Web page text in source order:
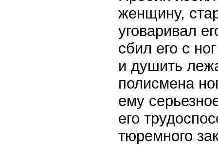
женщину,
уговаривал
сбил его с
и душить
полисмена
ему
его
тюремного